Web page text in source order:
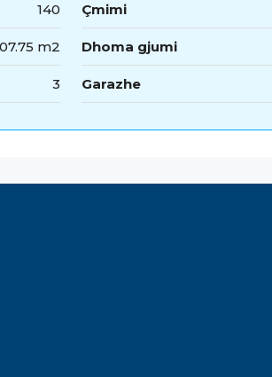
140 Çmimi
m2 Dhoma gjumi
3 Garazhe